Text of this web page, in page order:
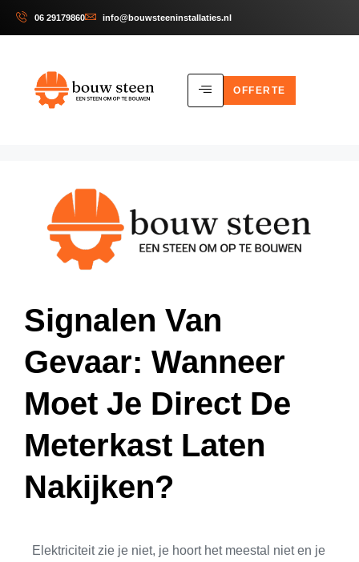
06 29179860 info@bouwsteeninstallaties.nl
OFFERTE
Signalen Van
Gevaar: Wanneer
Moet Je Direct De
Meterkast Laten
Nakijken?
Elektriciteit zie je niet, je hoort het meestal niet en je